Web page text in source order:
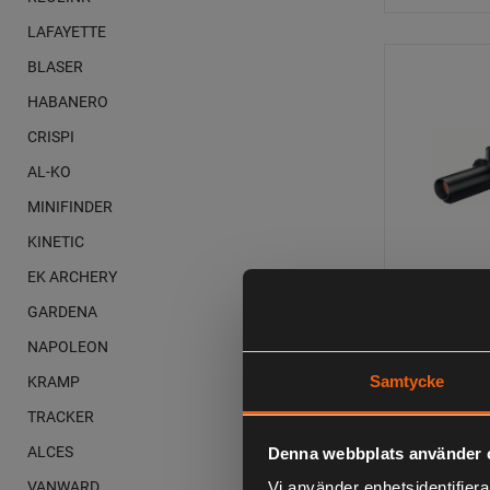
Samtycke
Denna webbplats använder
LAFAYETTE
BLASER
HABANERO
CRISPI
AL-KO
MINIFINDER
KINETIC
EK ARCHERY
GARDENA
NAPOLEON
KRAMP
TRACKER
ALCES
Zeiss
20 800:-